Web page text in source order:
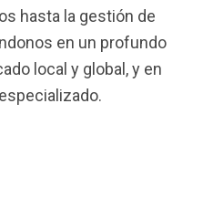
hasta la gestión de
en un profundo
local y global, y en